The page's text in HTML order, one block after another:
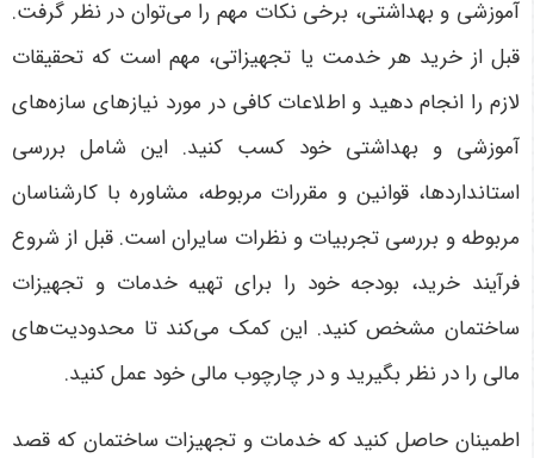
آموزشی و بهداشتی، برخی نکات مهم را می‌توان در نظر گرفت.
قبل از خرید هر خدمت یا تجهیزاتی، مهم است که تحقیقات
لازم را انجام دهید و اطلاعات کافی در مورد نیازهای سازه‌های
آموزشی و بهداشتی خود کسب کنید. این شامل بررسی
استانداردها، قوانین و مقررات مربوطه، مشاوره با کارشناسان
مربوطه و بررسی تجربیات و نظرات سایران است. قبل از شروع
فرآیند خرید، بودجه خود را برای تهیه خدمات و تجهیزات
ساختمان مشخص کنید. این کمک می‌کند تا محدودیت‌های
مالی را در نظر بگیرید و در چارچوب مالی خود عمل کنید.
اطمینان حاصل کنید که خدمات و تجهیزات ساختمان که قصد